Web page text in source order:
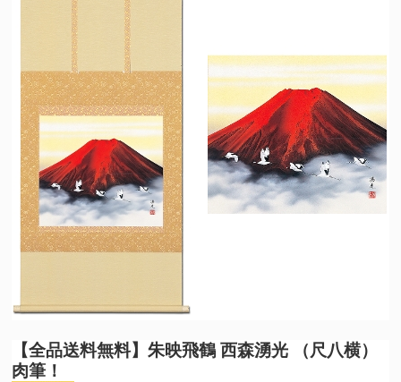
【全品送料無料】朱映飛鶴 西森湧光 （尺八横）
肉筆！